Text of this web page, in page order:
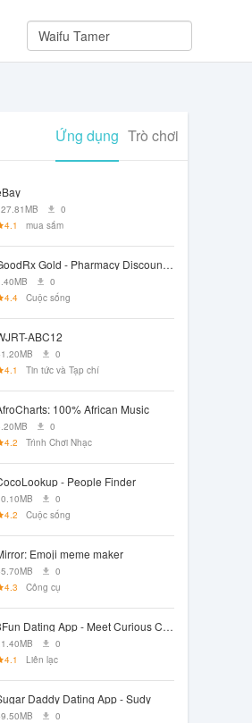
Ứng dụng Trò chơi
0
4.1
mua sắm
GoodRx Gold - Pharmacy Discount Card
0
4.4
Cuộc sống
ABC12
0
4.1
Tin tức và Tạp chí
100% African Music
0
4.2
Trình Chơi Nhạc
- People Finder
0
4.2
Cuộc sống
Emoji meme maker
0
4.3
Công cụ
3Fun Dating App - Meet Curious Couples & Singles
0
4.1
Liên lạc
Daddy Dating App - Sudy
0